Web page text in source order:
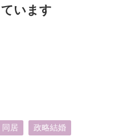
います
同居 政略結婚